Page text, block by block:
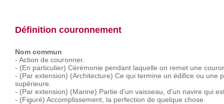
Définition couronnement
Nom commun
- Action de couronner.
- (En particulier) Cérémonie pendant laquelle on remet une
- (Par extension) (Architecture) Ce qui termine un édifice ou une
supérieure.
- (Par extension) (Marine) Partie d'un vaisseau, d'un navire qui
- (Figuré) Accomplissement, la perfection de quelque chose.